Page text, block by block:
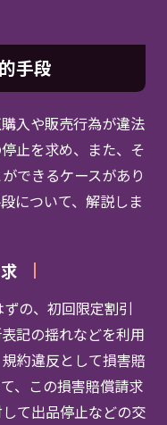
手段
入や販売行為が違法
止を求め、また、そ
できるケースがあり
について、解説しま
の、初回限定割引
記の揺れなどを利用
約違反として損害賠
、この損害賠償請求
て出品停止などの交